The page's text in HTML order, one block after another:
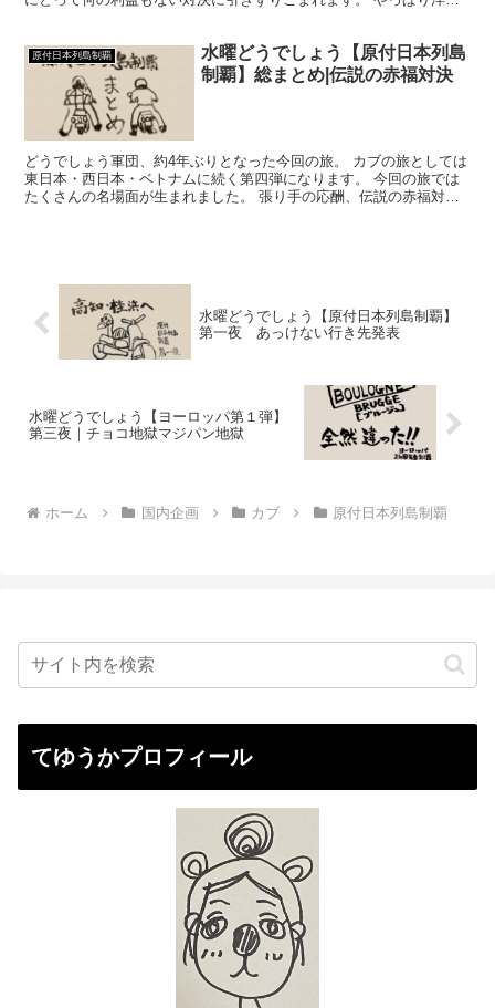
原付日本列島制覇
水曜どうでしょう【原付日本列島
制覇】総まとめ|伝説の赤福対決
どうでしょう軍団、約4年ぶりとなった今回の旅。 カブの旅としては
東日本・西日本・ベトナムに続く第四弾になります。 今回の旅では
たくさんの名場面が生まれました。 張り手の応酬、伝説の赤福対
水曜どうでしょう【原付日本列島制覇】
第一夜 あっけない行き先発表
水曜どうでしょう【ヨーロッパ第１弾】
第三夜｜チョコ地獄マジパン地獄
ホーム 国内企画 カブ 原付日本列島制覇
てゆうかプロフィール